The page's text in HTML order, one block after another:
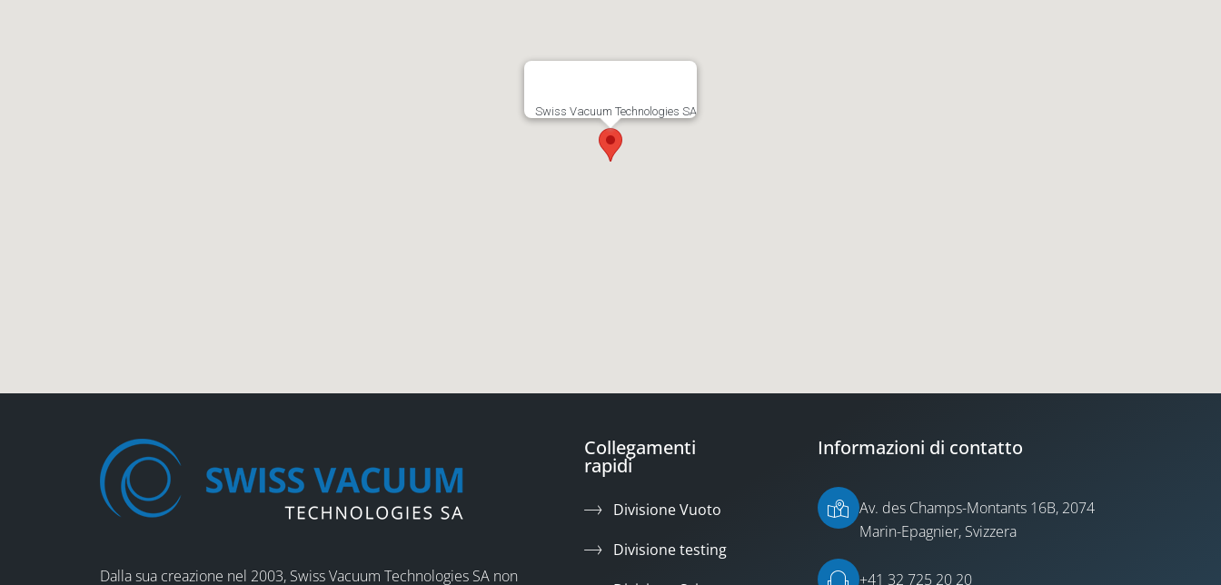
Swiss Vacuum Technologies SA
Dalla sua creazione nel 2003, Swiss Vacuum Technologies SA non
Collegamenti
rapidi
Divisione Vuoto
Divisione testing
Informazioni di contatto
Av. des Champs-Montants 16B, 2074
Marin-Epagnier, Svizzera
+41 32 725 20 20